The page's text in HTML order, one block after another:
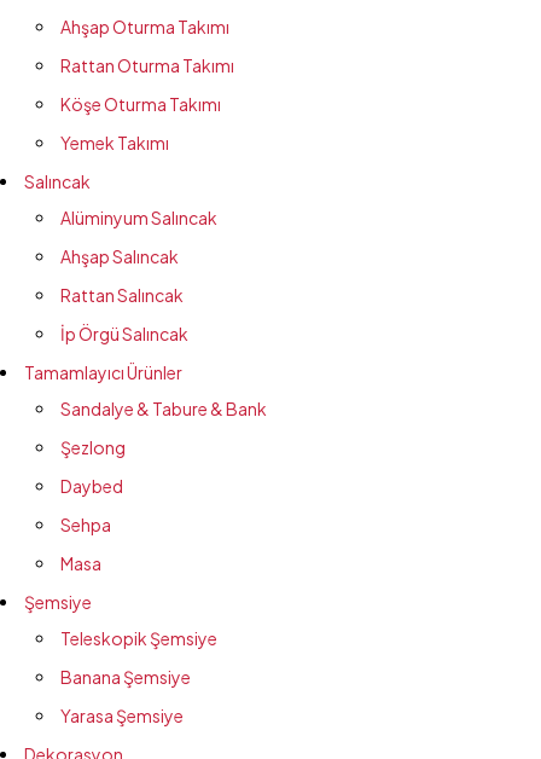
Ahşap Oturma Takımı
Rattan Oturma Takımı
Köşe Oturma Takımı
Yemek Takımı
Salıncak
Alüminyum Salıncak
Ahşap Salıncak
Rattan Salıncak
İp Örgü Salıncak
Tamamlayıcı Ürünler
Sandalye & Tabure & Bank
Şezlong
Daybed
Sehpa
Masa
Şemsiye
Teleskopik Şemsiye
Banana Şemsiye
Yarasa Şemsiye
Dekorasyon